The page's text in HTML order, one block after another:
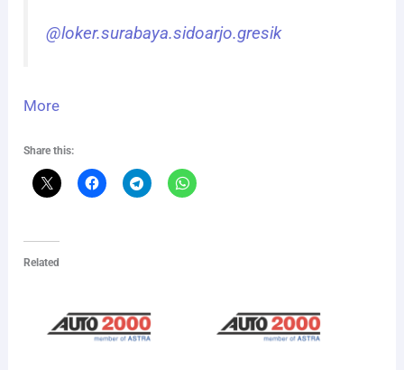
@loker.surabaya.sidoarjo.gresik
More
Share this:
Related